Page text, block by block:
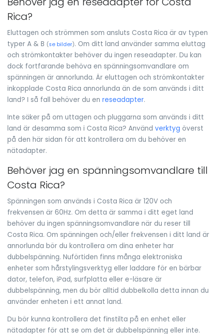
Rica?
Eluttagen och strömmen som ansluts Costa Rica är av typen
typer A & B (se bilder). Om ditt land använder samma eluttag
och strömkontakter behöver du ingen reseadapter. Du kan
dock fortfarande behöva en spänningsomvandlare om
spänningen är annorlunda. Är eluttagen och strömkontakter
inkopplade Costa Rica annorlunda än de som används i ditt
land? I så fall behöver du en reseadapter.
Inte säker på om uttagen och pluggarna som används i ditt
land är desamma som i Costa Rica? Använd verktyg överst
på den här sidan för att kontrollera om du behöver en
nätadapter.
Behöver jag en spänningsomvandlare till
Costa Rica?
Spänningen som används i Costa Rica är 120V och
frekvensen är 60Hz. Om detta är samma i ditt eget land
behöver du ingen spänningsomvandlare när du reser till
Costa Rica. Om spänningen och/eller frekvensen i ditt land är
annorlunda bör du kontrollera om dina enheter har
dubbelspänning. Nuförtiden finns många elektroniska
enheter som hårstylingsverktyg eller laddare för en bärbar
dator, telefon, iPad, surfplatta eller e-läsare är
dubbelspänning, men du bör alltid dubbelkolla detta innan du
använder enheten i ett annat land.
Du bör kunna kontrollera det finstilta på en enhet eller
nätadapter för att se om det är dubbelspänning eller inte.